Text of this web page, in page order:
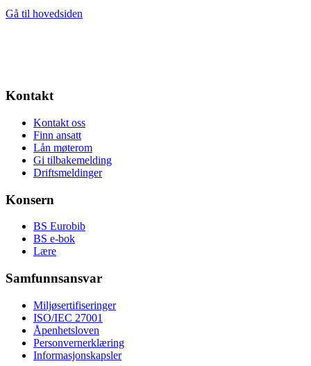
Gå til hovedsiden
Kontakt
Kontakt oss
Finn ansatt
Lån møterom
Gi tilbakemelding
Driftsmeldinger
Konsern
BS Eurobib
BS e-bok
Lære
Samfunnsansvar
Miljøsertifiseringer
ISO/IEC 27001
Åpenhetsloven
Personvernerklæring
Informasjonskapsler